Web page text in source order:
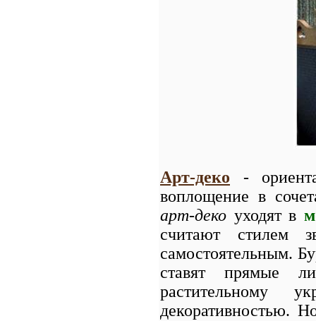
Арт-деко -
воплощение в
арт-деко уходят в
считают
самостоятельным.
ставят прямые
растительному
декоративностью.